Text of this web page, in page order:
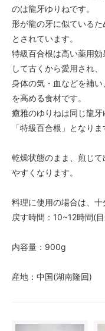
のは龍牙ゆりねです。
形が龍の牙に似ている
とされています。
特級百合根は高い薬用
して古くから愛用され、
身体の気・血などを補
を高める食材です。
癒雅のゆりねは同じ龍
「特級百合根」となりま
乾燥状態のまま、煎じ
やすくなります。
料理に使用の場合は、十
戻す時間：10~12時間(
内容量：900g
産地：中国(湖南隆回)